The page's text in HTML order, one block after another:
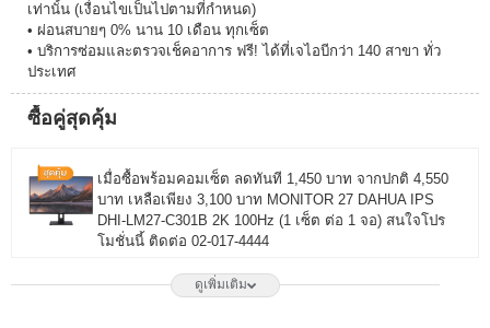
เท่านั้น (เงื่อนไขเป็นไปตามที่กำหนด)
• ผ่อนสบายๆ 0% นาน 10 เดือน ทุกเซ็ต
• บริการซ่อมและตรวจเช็คอาการ ฟรี! ได้ที่เจไอบีกว่า 140 สาขา ทั่ว
ประเทศ
ซื้อคู่สุดคุ้ม
เมื่อซื้อพร้อมคอมเซ็ต ลดทันที 1,450 บาท จากปกติ 4,550
บาท เหลือเพียง 3,100 บาท MONITOR 27 DAHUA IPS
DHI-LM27-C301B 2K 100Hz (1 เซ็ต ต่อ 1 จอ) สนใจโปร
โมชั่นนี้ ติดต่อ 02-017-4444
เมื่อซื้อพร้อมคอมเซ็ต ลดทันที 1,750 บาท จากปกติ 6,650
ดูเพิ่มเติม